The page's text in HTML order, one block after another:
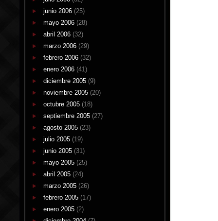
junio 2006 (25)
mayo 2006 (28)
abril 2006 (32)
marzo 2006 (29)
febrero 2006 (32)
enero 2006 (41)
diciembre 2005 (9)
noviembre 2005 (20)
octubre 2005 (18)
septiembre 2005 (27)
agosto 2005 (23)
julio 2005 (19)
junio 2005 (31)
mayo 2005 (25)
abril 2005 (24)
marzo 2005 (26)
febrero 2005 (17)
enero 2005 (2)